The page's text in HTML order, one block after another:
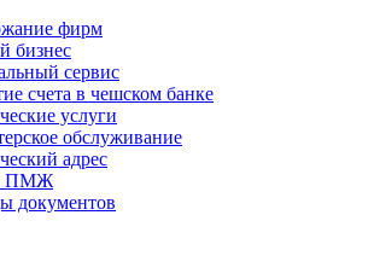
фирм
бизнес
сервис
счета в чешском банке
услуги
обслуживание
адрес
ПМЖ
документов